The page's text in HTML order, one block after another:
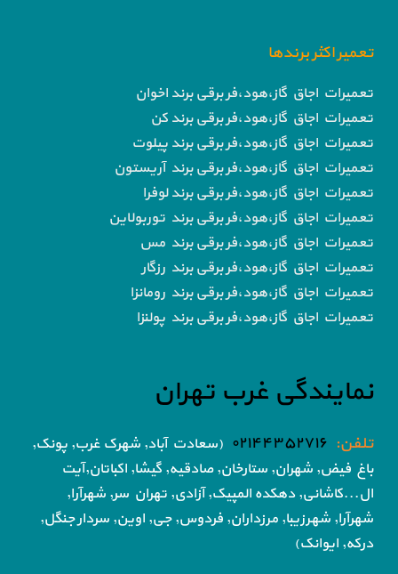
تعمیر اکثر برندها
تعمیرات اجاق گاز،هود،فر برقی برند اخوان
تعمیرات اجاق گاز،هود،فر برقی برند کن
تعمیرات اجاق گاز،هود،فر برقی برند پیلوت
تعمیرات اجاق گاز،هود،فر برقی برند آریستون
تعمیرات اجاق گاز،هود،فر برقی برند لوفرا
تعمیرات اجاق گاز،هود،فر برقی برند توربولاین
تعمیرات اجاق گاز،هود،فر برقی برند مس
تعمیرات اجاق گاز،هود،فر برقی برند رزگار
تعمیرات اجاق گاز،هود،فر برقی برند رومانزا
تعمیرات اجاق گاز،هود،فر برقی برند پولنزا
نمایندگی غرب تهران
تلفن: ۰۲۱۴۴۳۵۲۷۱۶ (سعادت آباد, شهرک غرب, پونک,
باغ فیض, شهران, ستارخان, صادقیه, گیشا, اکباتان,آیت
ال...کاشانی, دهکده المپیک, آزادی, تهران سر, شهرآرا,
شهرآرا, شهرزیبا, مرزداران, فردوس, جی, اوین, سردار جنگل,
درکه, ایوانک)